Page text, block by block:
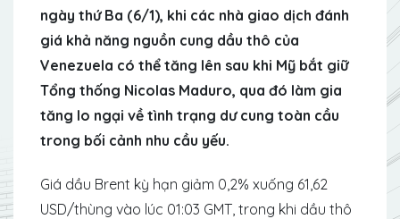
ngày thứ Ba (6/1), khi các nhà giao dịch đánh
giá khả năng nguồn cung dầu thô của
Venezuela có thể tăng lên sau khi Mỹ bắt giữ
Tổng thống Nicolas Maduro, qua đó làm gia
tăng lo ngại về tình trạng dư cung toàn cầu
trong bối cảnh nhu cầu yếu.
Giá dầu Brent kỳ hạn giảm 0,2% xuống 61,62
USD/thùng vào lúc 01:03 GMT, trong khi dầu thô